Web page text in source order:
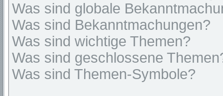
Was sind globale
Was sind Bekanntmachungen?
Was sind wichtige Themen?
Was sind geschlossene
Was sind Themen-Symbole?